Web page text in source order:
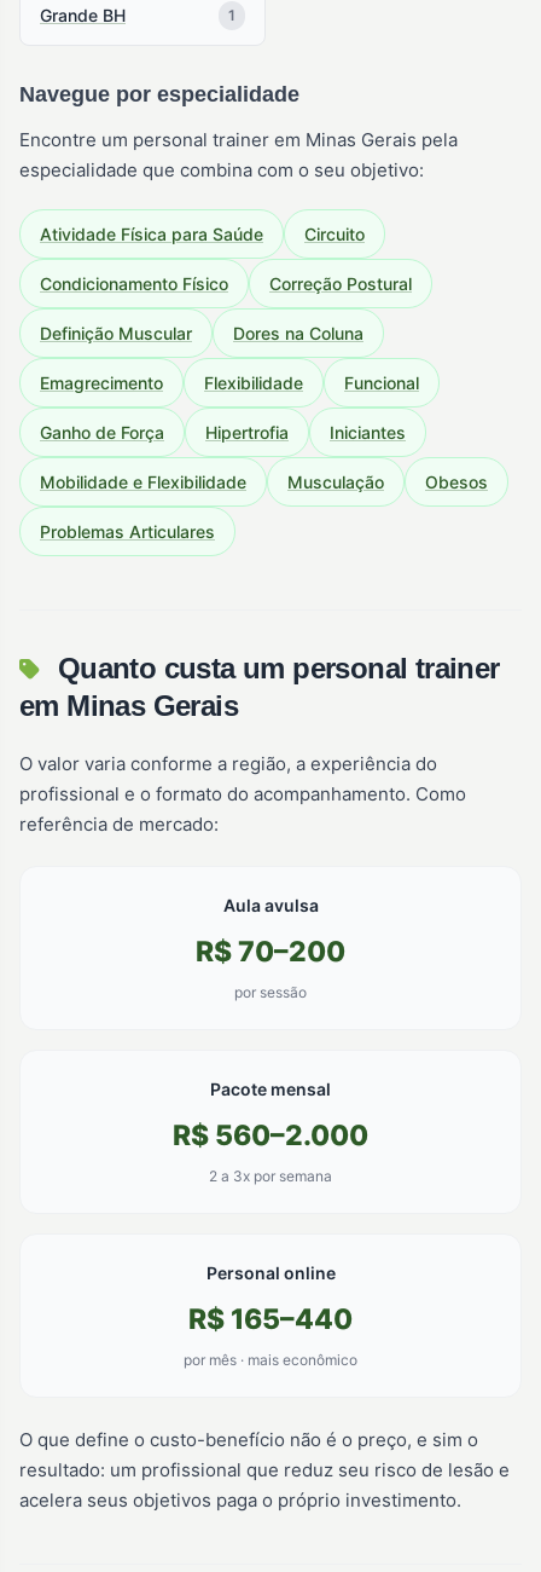
Grande BH 1
Navegue por especialidade
Encontre um personal trainer em Minas Gerais pela
especialidade que combina com o seu objetivo:
Atividade Física para Saúde Circuito
Condicionamento Físico Correção Postural
Definição Muscular Dores na Coluna
Emagrecimento Flexibilidade Funcional
Ganho de Força Hipertrofia Iniciantes
Mobilidade e Flexibilidade Musculação Obesos
Problemas Articulares
Quanto custa um personal trainer
em Minas Gerais
O valor varia conforme a região, a experiência do
profissional e o formato do acompanhamento. Como
referência de mercado:
Aula avulsa
R$ 70–200
por sessão
Pacote mensal
R$ 560–2.000
2 a 3x por semana
Personal online
R$ 165–440
por mês · mais econômico
O que define o custo-benefício não é o preço, e sim o
resultado: um profissional que reduz seu risco de lesão e
acelera seus objetivos paga o próprio investimento.